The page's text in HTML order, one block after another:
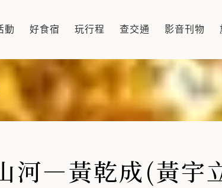
立) 水墨創作展
前志向以台灣的名山勝水、美景佳境為狀寫
動 好食宿 玩行程 查交通 影音刊物
河—黃乾成(黃宇